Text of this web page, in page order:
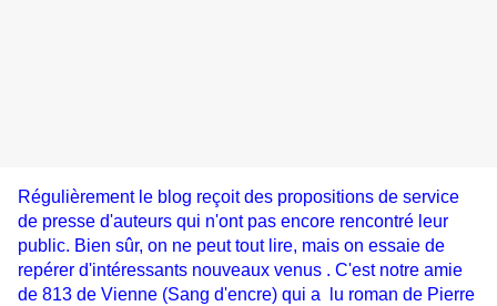
Régulièrement le blog reçoit des propositions de service
de presse d'auteurs qui n'ont pas encore rencontré leur
public. Bien sûr, on ne peut tout lire, mais on essaie de
repérer d'intéressants nouveaux venus . C'est notre amie
de 813 de Vienne (Sang d'encre) qui a lu roman de Pierre